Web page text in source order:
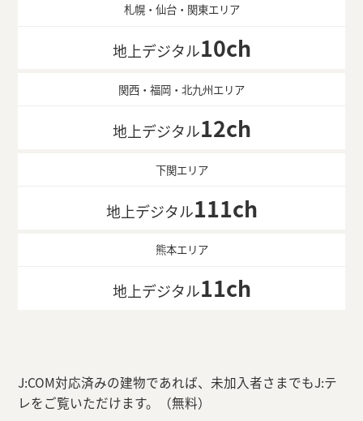
札幌・仙台・関東エリア
地上デジタル10ch
関西・福岡・北九州エリア
地上デジタル12ch
下関エリア
地上デジタル111ch
熊本エリア
地上デジタル11ch
J:COM対応済みの建物であれば、未加入者さまでもJ:テ
レをご覧いただけます。（無料）